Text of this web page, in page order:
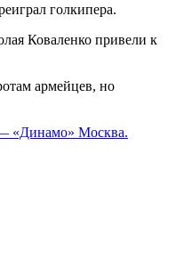
голкипера.
Коваленко привели к
армейцев, но
«Динамо» Москва.